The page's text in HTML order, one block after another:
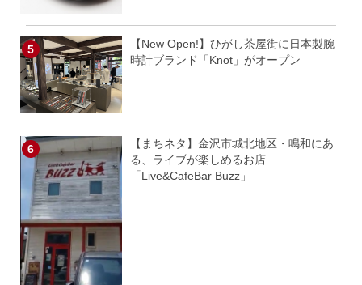
【New Open!】ひがし茶屋街に日本製腕
時計ブランド「Knot」がオープン
【まちネタ】金沢市城北地区・鳴和にあ
る、ライブが楽しめるお店
「Live&CafeBar Buzz」